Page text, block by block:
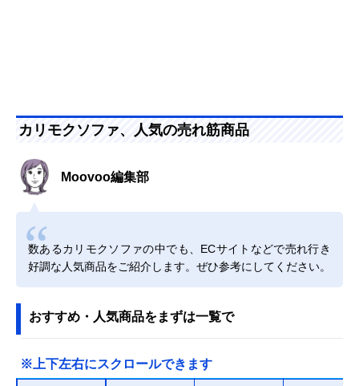
カリモクソファ、人気の売れ筋商品
Moovoo編集部
数あるカリモクソファの中でも、ECサイトなどで売れ行き
好調な人気商品をご紹介します。ぜひ参考にしてください。
おすすめ・人気商品をまずは一覧で
※上下左右にスクロールできます